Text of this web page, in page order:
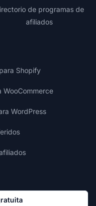
de programas de
afiliados
Shopify
WooCommerce
WordPress